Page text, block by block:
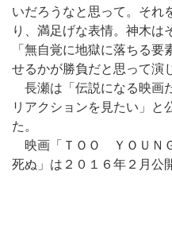
いだろうなと思って。それ
り、満足げな表情。神木は
「無自覚に地獄に落ちる
せるかが勝負だと思って演
長瀬は「伝説になる映画
リアクションを見たい」と
た。
映画「ＴＯＯ ＹＯＵＮ
死ぬ」は２０１６年２月公